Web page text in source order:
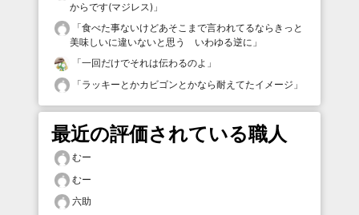
からです(マジレス) 」
「食べた事ないけどあそこまで言われてるならきっと
美味しいに違いないと思う いわゆる逆に 」
「一回だけでそれは伝わるのよ 」
「ラッキーとかカビゴンとかなら耐えてたイメージ 」
最近の評価されている職人
むー
むー
六助